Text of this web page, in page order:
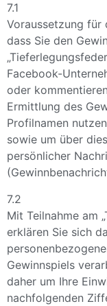
7.1
Voraussetzung für
dass Sie den
Facebook-
oder
Ermittlung des
Profilnamen
sowie um über
persönlicher
7.2
Mit Teilnahme am
erklären Sie sich
Gewinnspiels
daher um Ihre
nachfolgenden